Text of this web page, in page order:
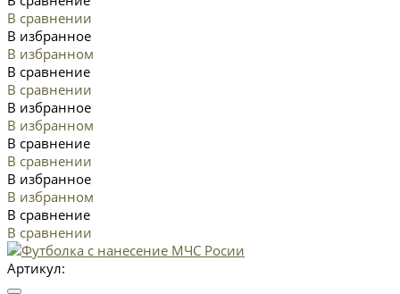
В сравнении
В избранное
В избранном
В сравнение
В сравнении
В избранное
В избранном
В сравнение
В сравнении
В избранное
В избранном
В сравнение
В сравнении
Артикул: